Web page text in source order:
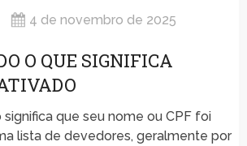
4 de novembro de 2025
O QUE SIGNIFICA
que seu nome ou CPF foi
lista de devedores, geralmente por